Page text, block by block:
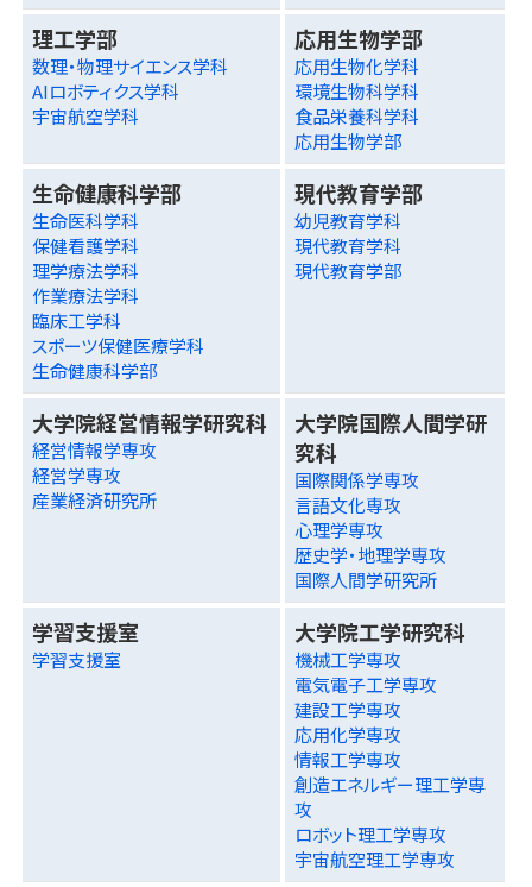
理工学部
数理・物理サイエンス学科
AIロボティクス学科
宇宙航空学科
応用生物学部
応用生物化学科
環境生物科学科
食品栄養科学科
応用生物学部
生命健康科学部
生命医科学科
保健看護学科
理学療法学科
作業療法学科
臨床工学科
スポーツ保健医療学科
生命健康科学部
現代教育学部
幼児教育学科
現代教育学科
現代教育学部
大学院経営情報学研究科
経営情報学専攻
経営学専攻
産業経済研究所
大学院国際人間学研
究科
国際関係学専攻
言語文化専攻
心理学専攻
歴史学・地理学専攻
国際人間学研究所
学習支援室
学習支援室
大学院工学研究科
機械工学専攻
電気電子工学専攻
建設工学専攻
応用化学専攻
情報工学専攻
創造エネルギー理工学専
攻
ロボット理工学専攻
宇宙航空理工学専攻